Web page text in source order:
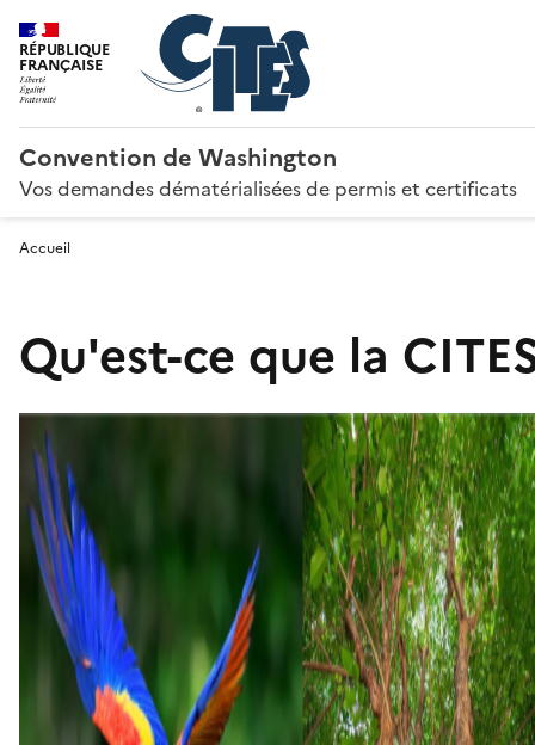
RÉPUBLIQUE
FRANÇAISE
Convention de Washington
Vos demandes dématérialisées de permis et certificats
Accueil
Qu'est-ce que la